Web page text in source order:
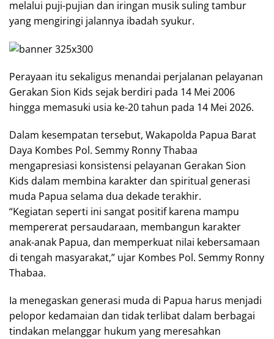
melalui puji-pujian dan iringan musik suling tambur
yang mengiringi jalannya ibadah syukur.
Perayaan itu sekaligus menandai perjalanan pelayanan
Gerakan Sion Kids sejak berdiri pada 14 Mei 2006
hingga memasuki usia ke-20 tahun pada 14 Mei 2026.
Dalam kesempatan tersebut, Wakapolda Papua Barat
Daya Kombes Pol. Semmy Ronny Thabaa
mengapresiasi konsistensi pelayanan Gerakan Sion
Kids dalam membina karakter dan spiritual generasi
muda Papua selama dua dekade terakhir.
“Kegiatan seperti ini sangat positif karena mampu
mempererat persaudaraan, membangun karakter
anak-anak Papua, dan memperkuat nilai kebersamaan
di tengah masyarakat,” ujar Kombes Pol. Semmy Ronny
Thabaa.
Ia menegaskan generasi muda di Papua harus menjadi
pelopor kedamaian dan tidak terlibat dalam berbagai
tindakan melanggar hukum yang meresahkan